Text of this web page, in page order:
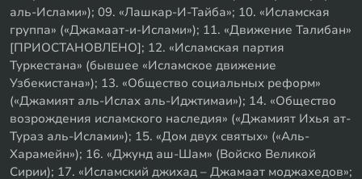
аль-Ислами»); 09. «Лашкар-И-Тайба»; 10. «Исламская
группа» («Джамаат-и-Ислами»); 11. «Движение Талибан»
[ПРИОСТАНОВЛЕНО]; 12. «Исламская партия
Туркестана» (бывшее «Исламское движение
Узбекистана»); 13. «Общество социальных реформ»
(«Джамият аль-Ислах аль-Иджтимаи»); 14. «Общество
возрождения исламского наследия» («Джамият Ихья ат-
Тураз аль-Ислами»); 15. «Дом двух святых» («Аль-
Харамейн»); 16. «Джунд аш-Шам» (Войско Великой
Сирии); 17. «Исламский джихад – Джамаат моджахедов»;